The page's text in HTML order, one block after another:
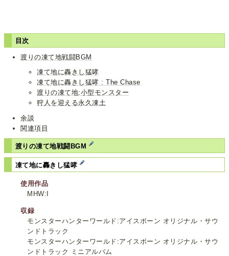
目次
渡りの凍て地戦闘BGM
凍て地に轟きし猛哮
凍て地に轟きし猛哮 : The Chase
渡りの凍て地:小型モンスター
狩人を迎える永久凍土
余談
関連項目
渡りの凍て地戦闘BGM
凍て地に轟きし猛哮
使用作品
MHW:I
収録
モンスターハンターワールド:アイスボーン オリジナル・サウ
ンドトラック
モンスターハンターワールド:アイスボーン オリジナル・サウ
ンドトラック ミニアルバム